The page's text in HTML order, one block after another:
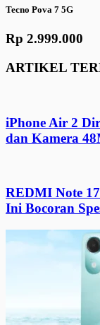
Tecno Pova 7 5G
Rp 2.999.000
ARTIKEL
iPhone Air 2
dan Kamera
REDMI Note
Ini Bocoran